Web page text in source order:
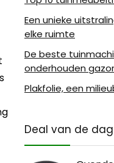
Een unieke
elke ruimte
De beste
onderhouden
Plakfolie, een
Deal van de